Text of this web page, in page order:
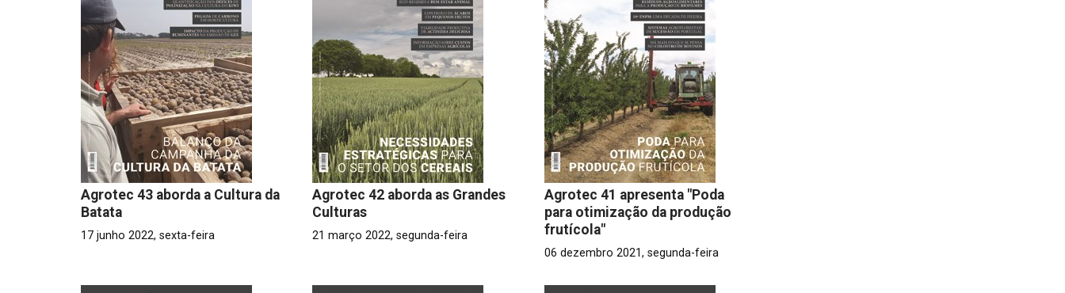
Agrotec 43 aborda a Cultura da
Batata
17 junho 2022, sexta-feira
Agrotec 42 aborda as Grandes
Culturas
21 março 2022, segunda-feira
Agrotec 41 apresenta "Poda
para otimização da produção
frutícola"
06 dezembro 2021, segunda-feira